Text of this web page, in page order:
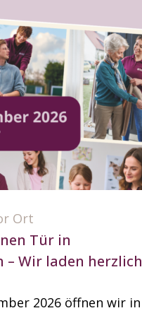
Ort
Tür in
– Wir laden herzlich
2026 öffnen wir in